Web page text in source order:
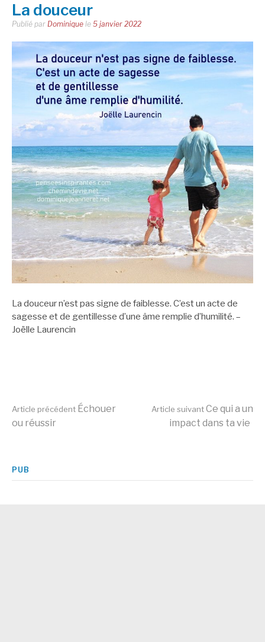
La douceur
Publié par Dominique le 5 janvier 2022
La douceur n’est pas signe de faiblesse. C’est un acte de
sagesse et de gentillesse d’une âme remplie d’humilité. –
Joëlle Laurencin
Lire
la
Article précédent Échouer
ou réussir
Article suivantCe qui a un
impact dans ta vie
PUB